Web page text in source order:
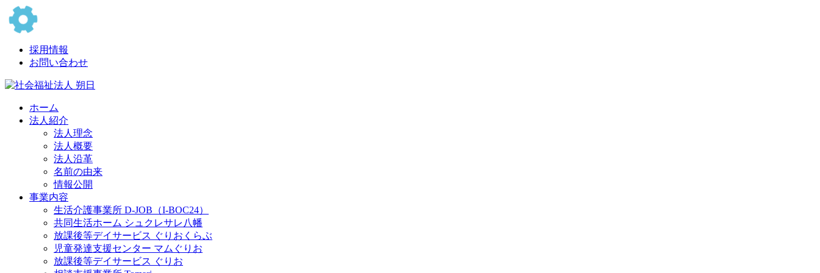
採用情報
お問い合わせ
ホーム
法人紹介
法人理念
法人概要
法人沿革
名前の由来
情報公開
事業内容
生活介護事業所 D-JOB（I-BOC24）
共同生活ホーム シュクレサレ八幡
放課後等デイサービス ぐりおくらぶ
児童発達支援センター マムぐりお
放課後等デイサービス ぐりお